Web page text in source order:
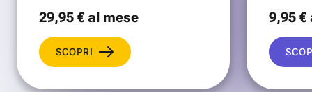
29,95 €al mese
SCOPRI
9,95 €